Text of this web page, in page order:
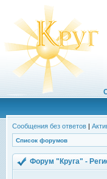
Сообщения без ответов |
Список форумов
Форум "Круга" -